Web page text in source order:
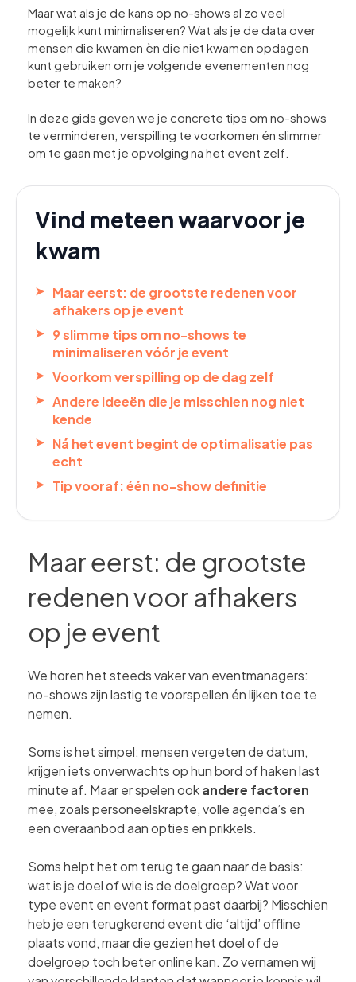
Maar wat als je de kans op no-shows al zo veel
mogelijk kunt minimaliseren? Wat als je de data over
mensen die kwamen èn die niet kwamen opdagen
kunt gebruiken om je volgende evenementen nog
beter te maken?
In deze gids geven we je concrete tips om no-shows
te verminderen, verspilling te voorkomen én slimmer
om te gaan met je opvolging na het event zelf.
Vind meteen waarvoor je
kwam
Maar eerst: de grootste redenen voor
afhakers op je event
9 slimme tips om no-shows te
minimaliseren vóór je event
Voorkom verspilling op de dag zelf
Andere ideeën die je misschien nog niet
kende
Ná het event begint de optimalisatie pas
echt
Tip vooraf: één no-show definitie
Maar eerst: de grootste
redenen voor afhakers
op je event
We horen het steeds vaker van eventmanagers:
no-shows zijn lastig te voorspellen én lijken toe te
nemen.
Soms is het simpel: mensen vergeten de datum,
krijgen iets onverwachts op hun bord of haken last
minute af. Maar er spelen ookandere factoren
mee, zoals personeelskrapte, volle agenda’s en
een overaanbod aan opties en prikkels.
Soms helpt het om terug te gaan naar de basis:
wat is je doel of wie is de doelgroep? Wat voor
type event en event format past daarbij? Misschien
heb je een terugkerend event die ‘altijd’ offline
plaats vond, maar die gezien het doel of de
doelgroep toch beter online kan. Zo vernamen wij